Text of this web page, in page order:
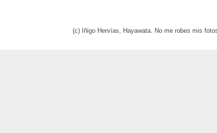
(c) Iñigo Hervías, Hayawata. No me robes mis